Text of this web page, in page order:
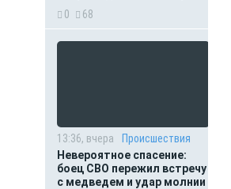
0
68
13:36, вчера
Происшествия
Невероятное спасение:
боец СВО пережил встречу
с медведем и удар молнии